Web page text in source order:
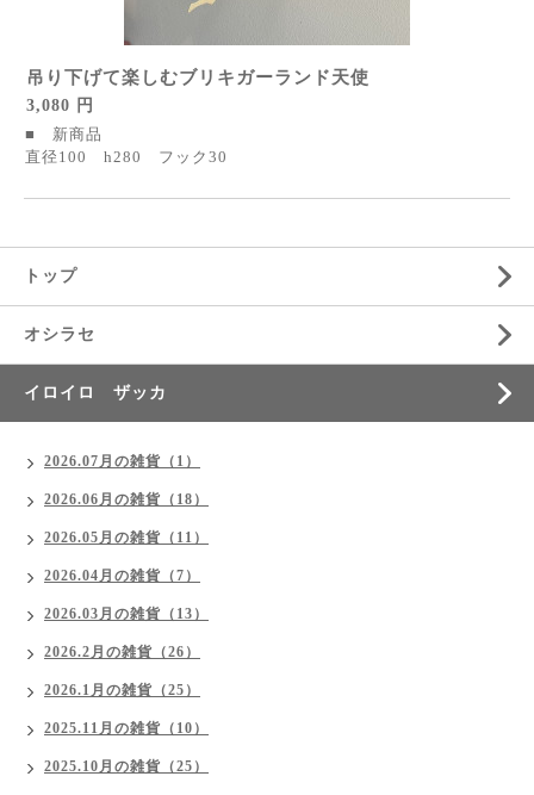
吊り下げて楽しむブリキガーランド天使
3,080 円
■ 新商品
直径100 h280 フック30
トップ
オシラセ
イロイロ ザッカ
2026.07月の雑貨（1）
2026.06月の雑貨（18）
2026.05月の雑貨（11）
2026.04月の雑貨（7）
2026.03月の雑貨（13）
2026.2月の雑貨（26）
2026.1月の雑貨（25）
2025.11月の雑貨（10）
2025.10月の雑貨（25）